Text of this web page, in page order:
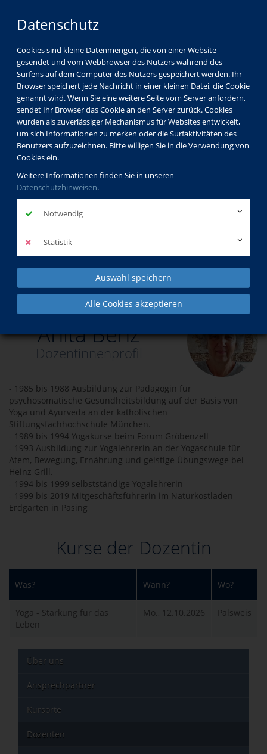
Datenschutz
Cookies sind kleine Datenmengen, die von einer Website
gesendet und vom Webbrowser des Nutzers während des
Surfens auf dem Computer des Nutzers gespeichert werden. Ihr
Browser speichert jede Nachricht in einer kleinen Datei, die Cookie
genannt wird. Wenn Sie eine weitere Seite vom Server anfordern,
sendet Ihr Browser das Cookie an den Server zurück. Cookies
wurden als zuverlässiger Mechanismus für Websites entwickelt,
um sich Informationen zu merken oder die Surfaktivitäten des
Benutzers aufzuzeichnen. Bitte willigen Sie in die Verwendung von
Cookies ein.
Weitere Informationen finden Sie in unseren
Datenschutzhinweisen.
Notwendig
Statistik
Auswahl speichern
Alle Cookies akzeptieren
Dozenten Anita Benz
Anita Benz
Dozentinnenprofil
- 1985 bis 1988 Ausbildung zur Pädagogin für
psychosomatische Gesundheitsbildung auf der Basis von
Yoga und Ayurveda an der katholischen
Stiftungsfachhochschule München.
- 1989 bis 1994 Yogakurse beim Forum Gröbenzell
- 1993 Ausbildung zur Yogalehrerin an der Yogaschule für
Atem, Bewegung, Ernährung und geistige Übungswege bei
Heinz Grill.
- 1994 bis 1999 selbstständige Yogalehrerin
- 1999 bis 2019 Mitgeschäftsführerin im Naturkostladen
Erdgarten in Pasing
Kurse der Dozentin
Was? Wann? Wo?
Yoga - Stärkung für das
Leben
Mo., 12.10.2026 Palsweis
Über uns
Ansprechpartner
Kursorte
Dozenten